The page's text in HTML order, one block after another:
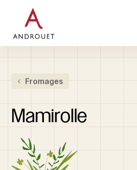
Rechercher un mot clé
Fromages
Mamirolle